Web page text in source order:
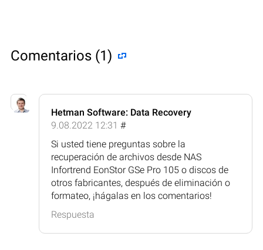
Comentarios (1)
Hetman Software: Data Recovery
9.08.2022 12:31 #
Si usted tiene preguntas sobre la
recuperación de archivos desde NAS
Infortrend EonStor GSe Pro 105 o discos de
otros fabricantes, después de eliminación o
formateo, ¡hágalas en los comentarios!
Respuesta